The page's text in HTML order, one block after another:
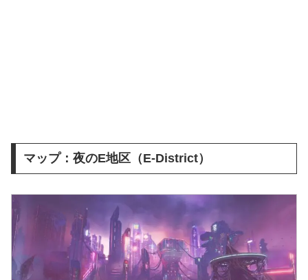
マップ：夜のE地区（E-District）